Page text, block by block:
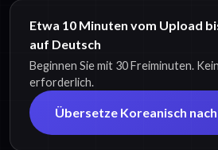
Etwa 10 Minuten vom Upload
auf Deutsch
Beginnen Sie mit 30 Freiminuten.
erforderlich.
Übersetze Koreanisch